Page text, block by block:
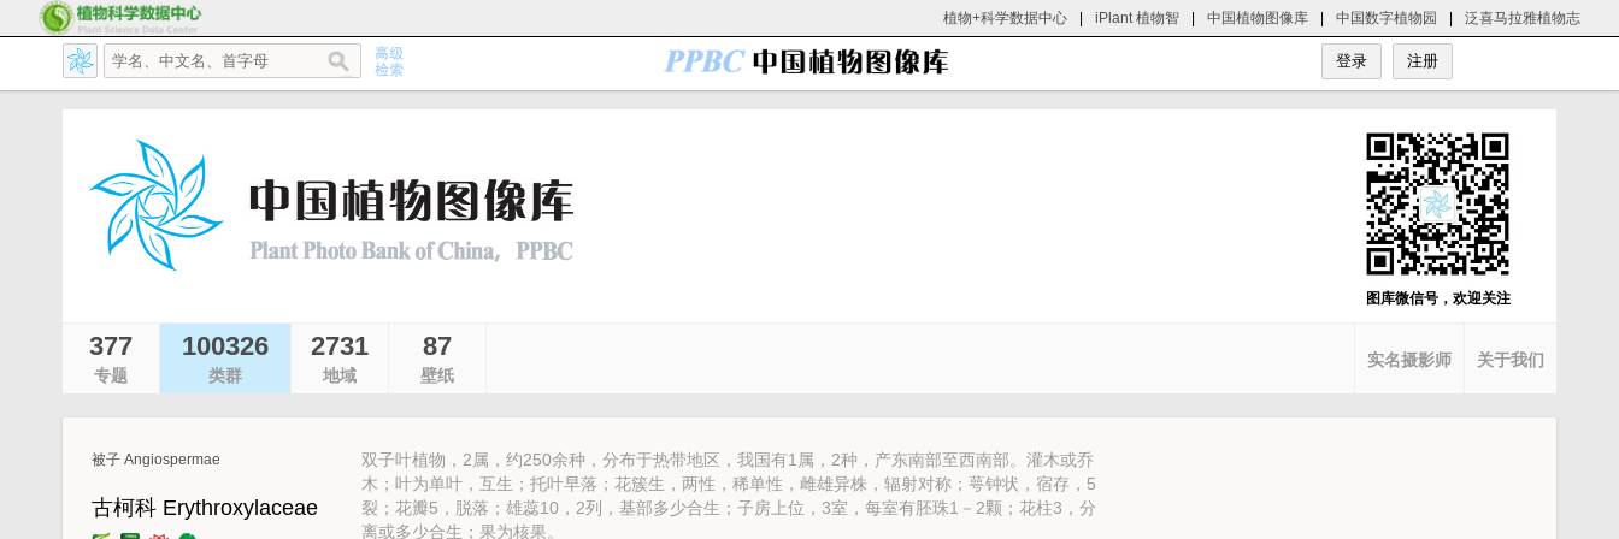
植物+科学数据中心 iPlant 植物智 中国植物图像库 中国数字植物园 泛喜马拉雅植物志
图库微信号，欢迎关注
377
专题
100326
类群
2731
地域
87
壁纸
关于我们
实名摄影师
被子 Angiospermae
古柯科 Erythroxylaceae
双子叶植物，2属，约250余种，分布于热带地区，我国有1属，2种，产东南部至西南部。灌木或乔
木；叶为单叶，互生；托叶早落；花簇生，两性，稀单性，雌雄异株，辐射对称；萼钟状，宿存，5
裂；花瓣5，脱落；雄蕊10，2列，基部多少合生；子房上位，3室，每室有胚珠1－2颗；花柱3，分
离或多少合生；果为核果。